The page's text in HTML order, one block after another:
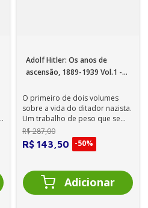
Adolf Hitler: Os anos de
ascensão, 1889-1939 Vol.1 -
O primeiro de dois volumes
sobre a vida do ditador nazista.
Um trabalho de peso que se
baseia em documentos inéditos
par...
R$287,00
R$ 143 50 -50%